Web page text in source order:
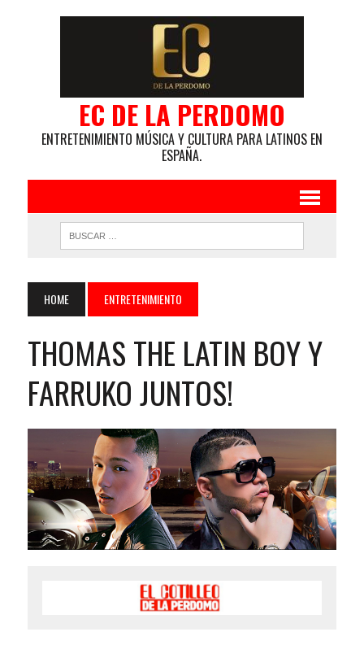
EC DE LA PERDOMO
ENTRETENIMIENTO MÚSICA Y CULTURA PARA LATINOS EN
ESPAÑA.
HOME ENTRETENIMIENTO
THOMAS THE LATIN BOY Y
FARRUKO JUNTOS!